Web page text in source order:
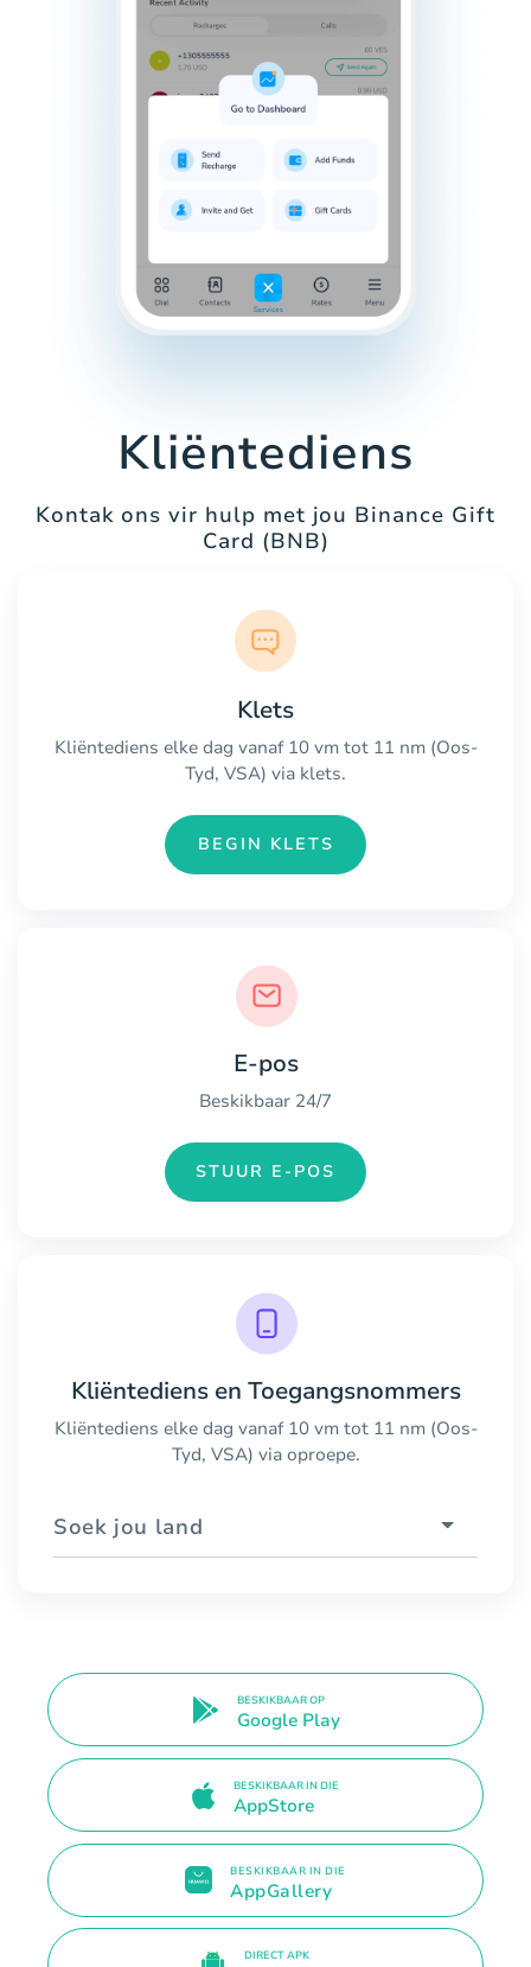
Kliëntediens
Kontak ons vir hulp met jou Binance Gift
Card (BNB)
Klets
Kliëntediens elke dag vanaf 10 vm tot 11 nm (Oos-
Tyd, VSA) via klets.
BEGIN KLETS
E-pos
Beskikbaar 24/7
STUUR E-POS
Kliëntediens en Toegangsnommers
Kliëntediens elke dag vanaf 10 vm tot 11 nm (Oos-
Tyd, VSA) via oproepe.
Soek jou land
BESKIKBAAR OP
Google Play
BESKIKBAAR IN DIE
AppStore
BESKIKBAAR IN DIE
AppGallery
DIRECT APK